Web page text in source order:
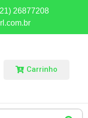
26877208
Carrinho